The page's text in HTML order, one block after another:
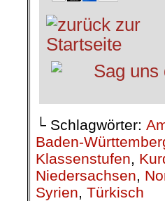
└ Schlagwörter:
Baden-
Klassenstufen,
Niedersachsen,
Syrien, Türkisch